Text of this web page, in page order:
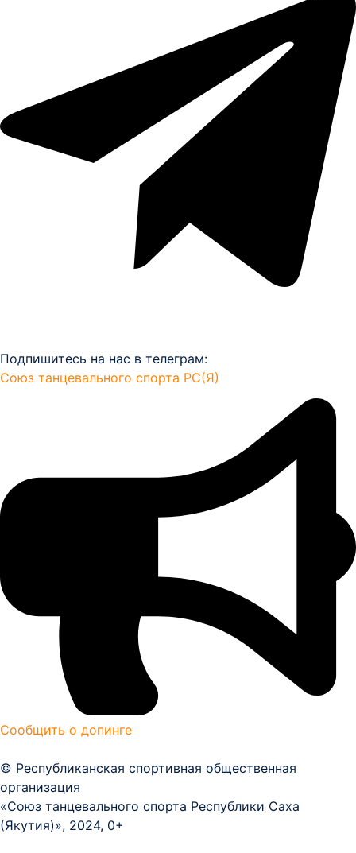
Подпишитесь на нас в телеграм:
Союз танцевального спорта РС(Я)
Сообщить о допинге
© Республиканская спортивная общественная
организация
«Союз танцевального спорта Республики Саха
(Якутия)», 2024, 0+